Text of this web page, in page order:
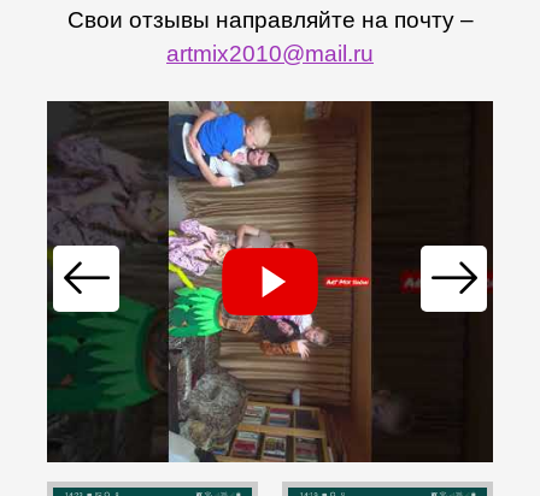
Свои отзывы направляйте на почту –
artmix2010@mail.ru